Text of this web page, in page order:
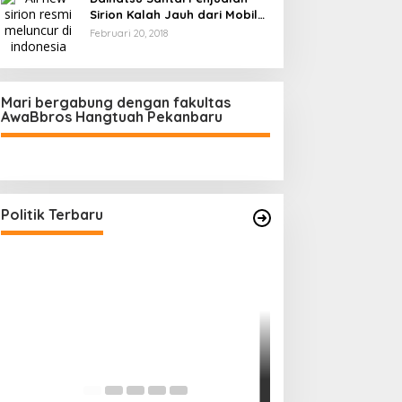
Sirion Kalah Jauh dari Mobil
LCGC
Februari 20, 2018
Mari bergabung dengan fakultas
AwaBbros Hangtuah Pekanbaru
Politik Terbaru
Personel, Tegaskan Komitmen
Bersih Narkoba
Di Politik, Polri | Februari 23, 2026